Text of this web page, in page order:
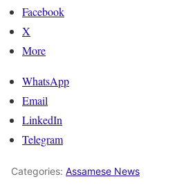
Facebook
X
More
WhatsApp
Email
LinkedIn
Telegram
Categories: Assamese News